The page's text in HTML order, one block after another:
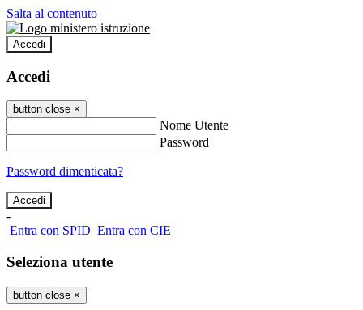
Salta al contenuto
Accedi
Accedi
button close ×
Nome Utente
Password
Password dimenticata?
-
Entra con SPID Entra con CIE
Seleziona utente
button close ×